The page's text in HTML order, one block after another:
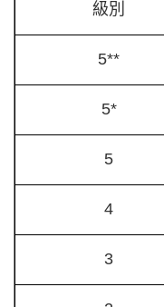
級別
5**
5*
5
4
3